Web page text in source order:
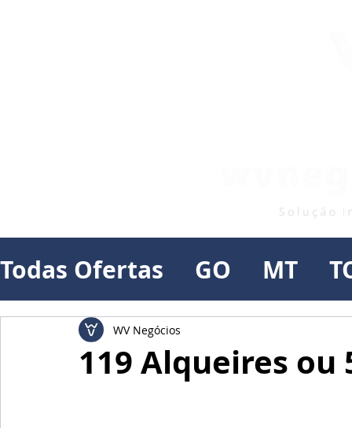
Todas Ofertas GO MT
119 Alqueires ou
WV Negócios